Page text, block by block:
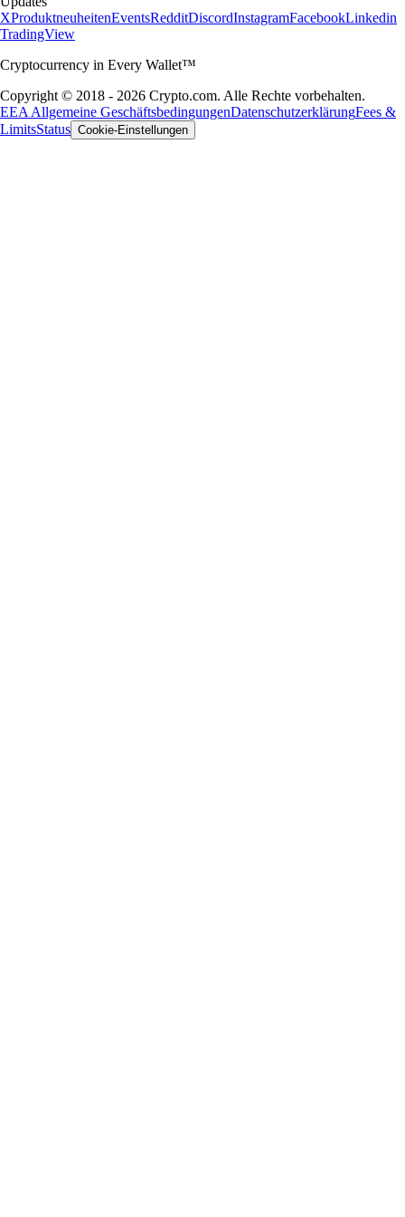
XProduktneuheitenEventsRedditDiscordInstagramFacebookLinkedin
TradingView
Cryptocurrency in Every Wallet™
Copyright © 2018 - 2026 Crypto.com. Alle Rechte vorbehalten.
EEA Allgemeine GeschäftsbedingungenDatenschutzerklärungFees &
LimitsStatus Cookie-Einstellungen